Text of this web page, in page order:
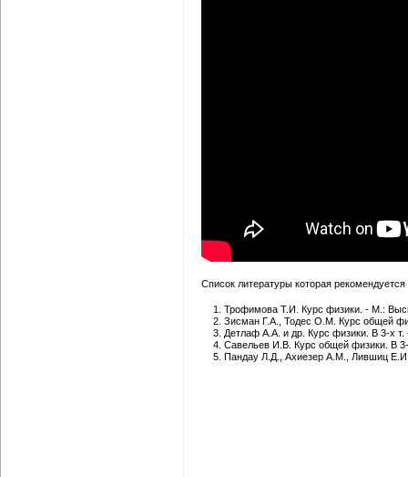
Список литературы которая
Трофимова Т.И. Курс физики. - М.:
Зисман Г.А., Тодес О.М. Курс общей
Детлаф А.А. и др. Курс физики. В 3-х
Савельев И.В. Курс общей физики. В
Пандау Л.Д., Ахиезер А.М., Лившиц